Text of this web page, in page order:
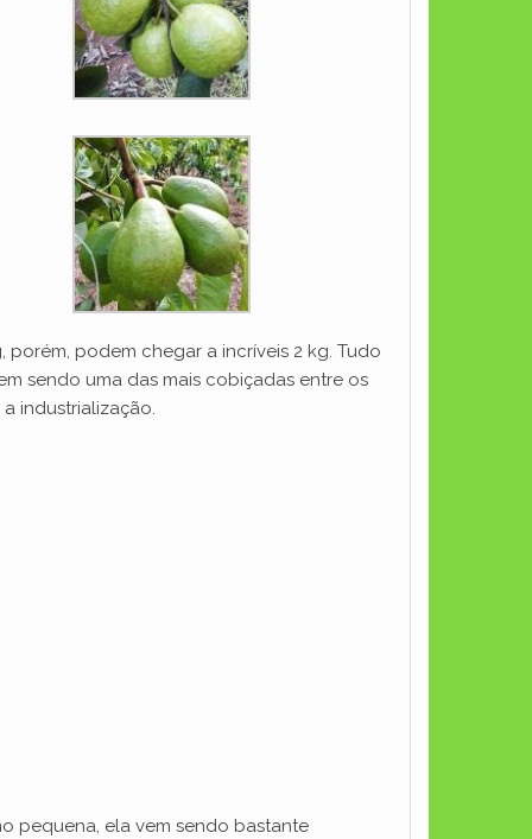
porém, podem chegar a incríveis 2 kg. Tudo
sendo uma das mais cobiçadas entre os
industrialização.
pequena, ela vem sendo bastante